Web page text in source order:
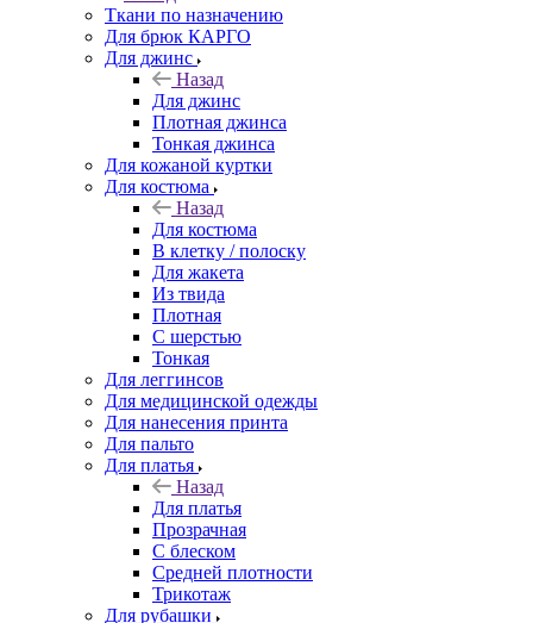
Ткани по назначению
Для брюк КАРГО
Для джинс
Назад
Для джинс
Плотная джинса
Тонкая джинса
Для кожаной куртки
Для костюма
Назад
Для костюма
В клетку / полоску
Для жакета
Из твида
Плотная
С шерстью
Тонкая
Для леггинсов
Для медицинской одежды
Для нанесения принта
Для пальто
Для платья
Назад
Для платья
Прозрачная
С блеском
Средней плотности
Трикотаж
Для рубашки